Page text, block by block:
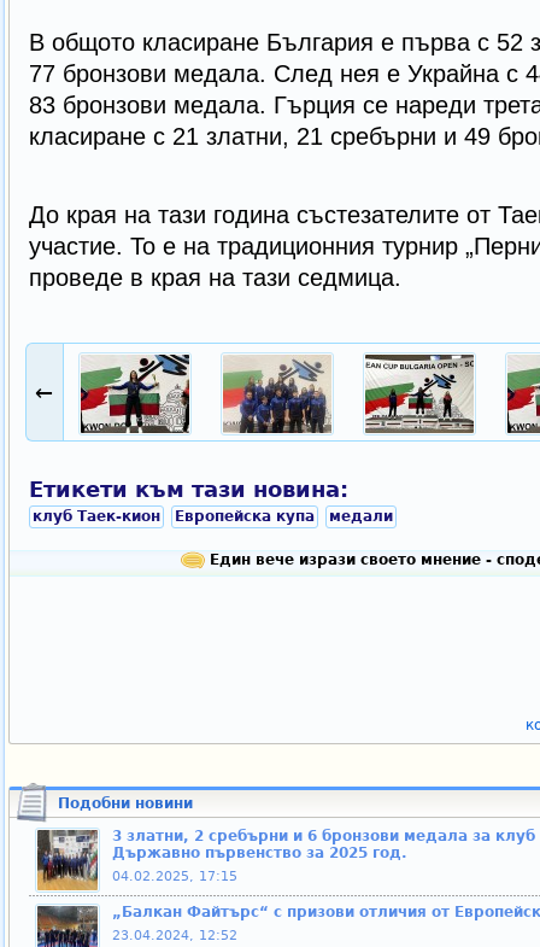
В общото класиране България е първа с 52
77 бронзови медала. След нея е Украйна с
83 бронзови медала. Гърция се нареди
класиране с 21 златни, 21 сребърни и 49
До края на тази година състезателите от
участие. То е на традиционния турнир
проведе в края на тази седмица.
←
Етикети към тази новина:
клуб Таек-кион Европейска купа медали
Един вече изрази своето мнение -
Подобни новини
3 златни, 2 сребърни и 6 бронзови медала за клуб
Държавно първенство за 2025 год.
04.02.2025, 17:15
„Балкан Файтърс“ с призови отличия от
23.04.2024, 12:52